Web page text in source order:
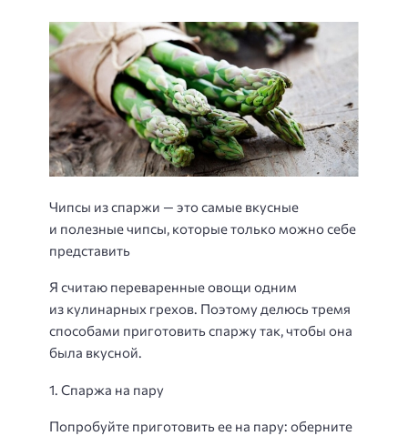
Чипсы из спаржи — это самые вкусные
и полезные чипсы, которые только можно себе
представить
Я считаю переваренные овощи одним
из кулинарных грехов. Поэтому делюсь тремя
способами приготовить спаржу так, чтобы она
была вкусной.
1. Спаржа на пару
Попробуйте приготовить ее на пару: оберните